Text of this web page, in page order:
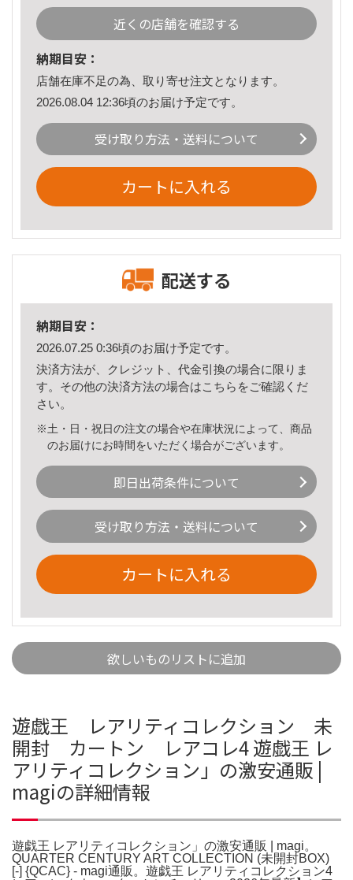
近くの店舗を確認する
納期目安：
店舗在庫不足の為、取り寄せ注文となります。
2026.08.04 12:36頃のお届け予定です。
受け取り方法・送料について
カートに入れる
配送する
納期目安：
2026.07.25 0:36頃のお届け予定です。
決済方法が、クレジット、代金引換の場合に限りま
す。その他の決済方法の場合はこちら をご確認くだ
さい。
※土・日・祝日の注文の場合や在庫状況によって、商品
のお届けにお時間をいただく場合がございます。
即日出荷条件について
受け取り方法・送料について
カートに入れる
欲しいものリストに追加
遊戯王 レアリティコレクション 未
開封 カートン レアコレ4 遊戯王 レ
アリティコレクション」の激安通販 |
magiの詳細情報
遊戯王 レアリティコレクション」の激安通販 | magi。
QUARTER CENTURY ART COLLECTION (未開封BOX)
[-] {QCAC} - magi通販。遊戯王 レアリティコレクション4